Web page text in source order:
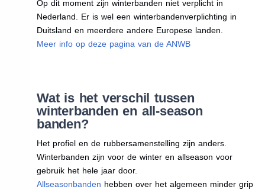
Op dit moment zijn winterbanden niet verplicht in
Nederland. Er is wel een winterbandenverplichting in
Duitsland en meerdere andere Europese landen.
Meer info op deze pagina van de ANWB
Wat is het verschil tussen
winterbanden en all-season
banden?
Het profiel en de rubbersamenstelling zijn anders.
Winterbanden zijn voor de winter en allseason voor
gebruik het hele jaar door.
Allseasonbanden hebben over het algemeen minder grip